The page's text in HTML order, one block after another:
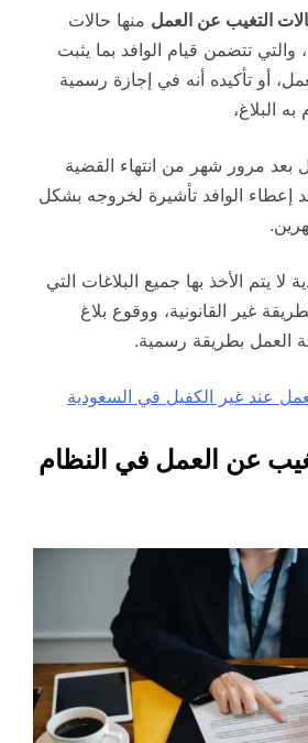
التغيب عن العمل منها حالات
والتي تتضمن قيام الوافد بما يثبت
أو تأكيده أنه في إجازة رسمية
البلاغ،
بعد مرور شهر من انتهاء القضية
إعطاء الوافد تأشيرة لخروجه بشكل
لا يتم الأخذ بها جميع البلاغات التي
غير القانونية، ووقوع بلاغ
العمل بطريقة رسمية.
عند غير الكفيل في السعودية
عن العمل في النظام